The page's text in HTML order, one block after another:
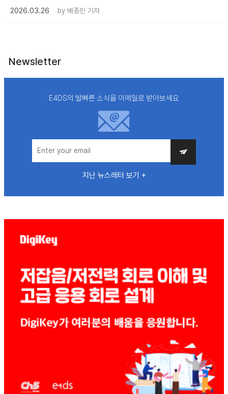
2026.03.26
by 배종인 기자
Newsletter
E4DS의 발빠른 소식을 이메일로 받아보세요
지난 뉴스레터 보기 +